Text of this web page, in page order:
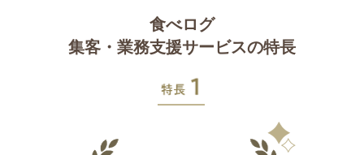
食べログ
集客・業務支援サービスの特長